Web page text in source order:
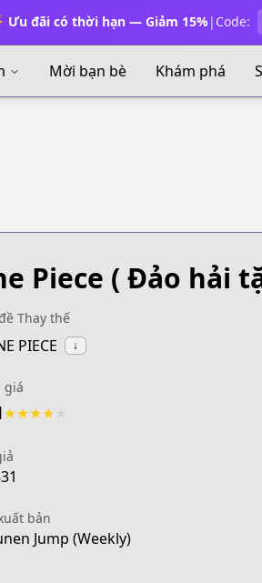
Ưu đãi có thời hạn — Giảm 15%| Code:
Mời bạn bè Khám phá
Piece ( Đảo hải
Thay thế
PIECE ↓
giá
★★★★
bản
Jump (Weekly)